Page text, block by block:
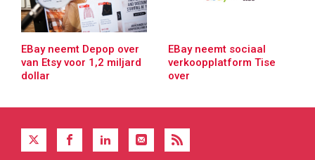
EBay neemt Depop over
van Etsy voor 1,2 miljard
dollar
EBay neemt sociaal
verkoopplatform Tise
over